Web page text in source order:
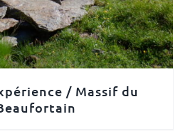
/ Massif du